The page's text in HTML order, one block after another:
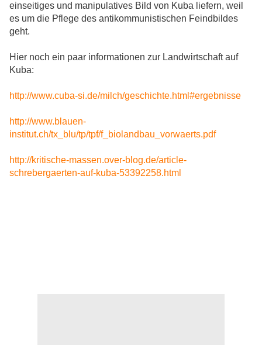
einseitiges und manipulatives Bild von Kuba liefern, weil
es um die Pflege des antikommunistischen Feindbildes
geht.
Hier noch ein paar informationen zur Landwirtschaft auf
Kuba:
http://www.cuba-si.de/milch/geschichte.html#ergebnisse
http://www.blauen-
institut.ch/tx_blu/tp/tpf/f_biolandbau_vorwaerts.pdf
http://kritische-massen.over-blog.de/article-
schrebergaerten-auf-kuba-53392258.html